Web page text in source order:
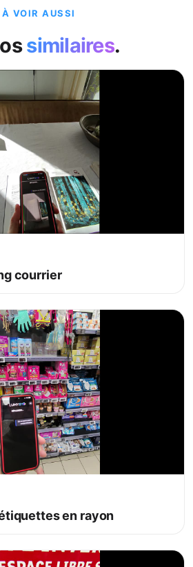
À VOIR AUSSI
similaires.
courrier
en rayon